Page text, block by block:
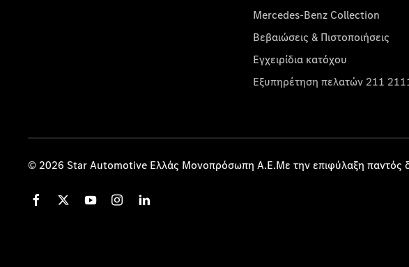
Mercedes-Benz Collection
Βεβαιώσεις & Πιστοποιήσεις
Εγχειρίδια κατόχου
Εξυπηρέτηση πελατών 211
© 2026 Star Automotive Ελλάς Μονοπρόσωπη Α.Ε.Με την επιφύλαξη παντός